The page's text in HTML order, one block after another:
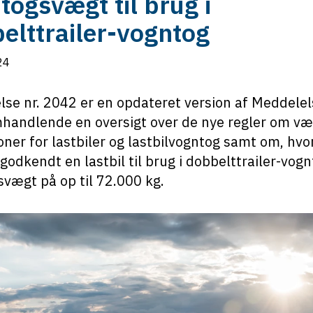
vogntog
nr. 2042 er en opdateret version af
en oversigt over de nye regler om
for lastbiler og lastbilvogntog samt om,
en lastbil til brug i dobbelttrailer-
på op til 72.000 kg.